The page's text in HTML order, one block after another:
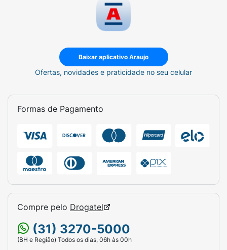
Baixar aplicativo Araujo
Ofertas, novidades e praticidade no seu celular
Formas de Pagamento
Compre pelo Drogatel
(31) 3270-5000
(BH e Região) Todos os dias, 06h às 00h